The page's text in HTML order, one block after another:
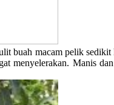
buah macam pelik
menyelerakan. Manis